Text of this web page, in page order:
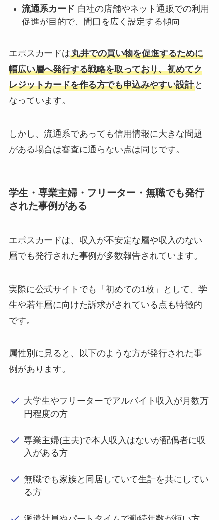
流通系カード 自社の店舗やネット通販での利用
促進が目的で、間口を広く設定する傾向
エポスカードは丸井での買い物を促進するために
幅広い層へ発行する戦略を取っており、初めてク
レジットカードを作る方でも申込みやすい設計と
なっています。
しかし、流通系であっても信用情報に大きな問題
がある場合は審査に通らない点は同じです。
学生・専業主婦・フリーター・無職でも発行
された事例がある
エポスカードは、収入が不安定な層や収入のない
層でも発行された事例が多数報告されています。
実際に公式サイトでも「初めての1枚」として、学
生や若年層に向けた訴求がされている点も特徴的
です。
属性別に見ると、以下のような方が発行された事
例があります。
大学生やフリーターでアルバイト収入が月数万
円程度の方
専業主婦(主夫)で本人収入はないが配偶者に収
入がある方
無職でも家族と同居していて生計を共にしてい
る方